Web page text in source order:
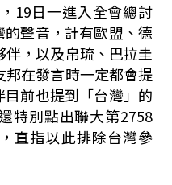
19日一進入全會總討
聲音，計有歐盟、德
，以及帛琉、巴拉圭
在發言時一定都會提
前也提到「台灣」的
特別點出聯大第2758
直指以此排除台灣參